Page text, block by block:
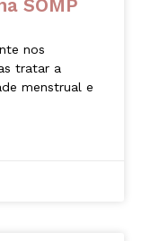
SOMP
nos
tratar a
menstrual e